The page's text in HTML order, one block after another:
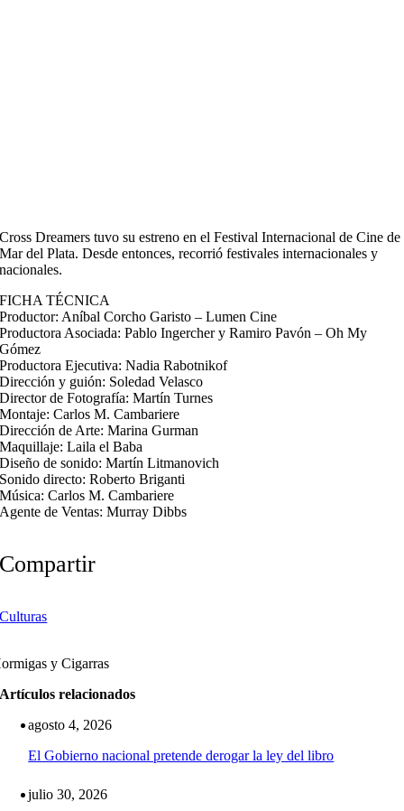
Cross Dreamers tuvo su estreno en el Festival Internacional de Cine de
Mar del Plata. Desde entonces, recorrió festivales internacionales y
nacionales.
FICHA TÉCNICA
Productor: Aníbal Corcho Garisto – Lumen Cine
Productora Asociada: Pablo Ingercher y Ramiro Pavón – Oh My
Gómez
Productora Ejecutiva: Nadia Rabotnikof
Dirección y guión: Soledad Velasco
Director de Fotografía: Martín Turnes
Montaje: Carlos M. Cambariere
Dirección de Arte: Marina Gurman
Maquillaje: Laila el Baba
Diseño de sonido: Martín Litmanovich
Sonido directo: Roberto Briganti
Música: Carlos M. Cambariere
Agente de Ventas: Murray Dibbs
Compartir
Culturas
y Cigarras
Artículos relacionados
agosto 4, 2026
El Gobierno nacional pretende derogar la ley del libro
julio 30, 2026